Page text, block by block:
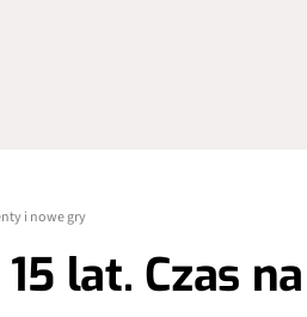
i nowe gry
lat. Czas na